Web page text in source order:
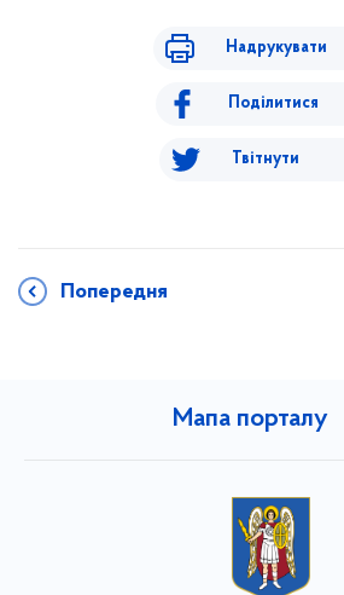
Надрукувати
Поділитися
Твітнути
Попередня
Мапа порталу